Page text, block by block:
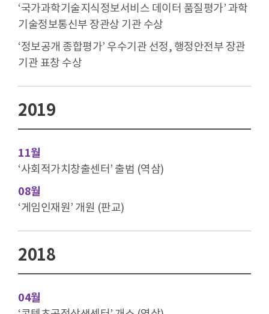
‘국가과학기술지식정보서비스 데이터 품질평가’ 과학
기술정보통신부 장관상 기관 수상
‘정보공개 종합평가’ 우수기관 선정, 행정안전부 장관
기관 표창 수상
2019
11월
‘사회적가치창출센터’ 출범 (역삼)
08월
‘게임인재원’ 개원 (판교)
2018
04월